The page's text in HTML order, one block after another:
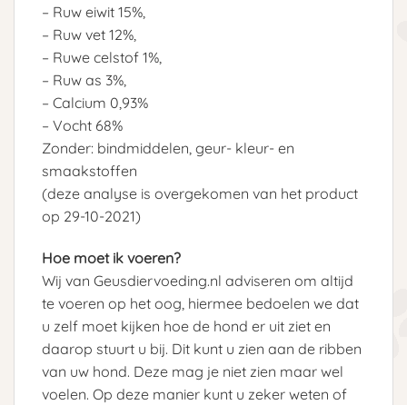
– Ruw eiwit 15%,
– Ruw vet 12%,
– Ruwe celstof 1%,
– Ruw as 3%,
– Calcium 0,93%
– Vocht 68%
Zonder: bindmiddelen, geur- kleur- en
smaakstoffen
(deze analyse is overgekomen van het product
op 29-10-2021)
Hoe moet ik voeren?
Wij van Geusdiervoeding.nl adviseren om altijd
te voeren op het oog, hiermee bedoelen we dat
u zelf moet kijken hoe de hond er uit ziet en
daarop stuurt u bij. Dit kunt u zien aan de ribben
van uw hond. Deze mag je niet zien maar wel
voelen. Op deze manier kunt u zeker weten of